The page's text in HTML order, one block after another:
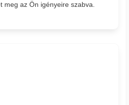
meg az Ön igényeire szabva.